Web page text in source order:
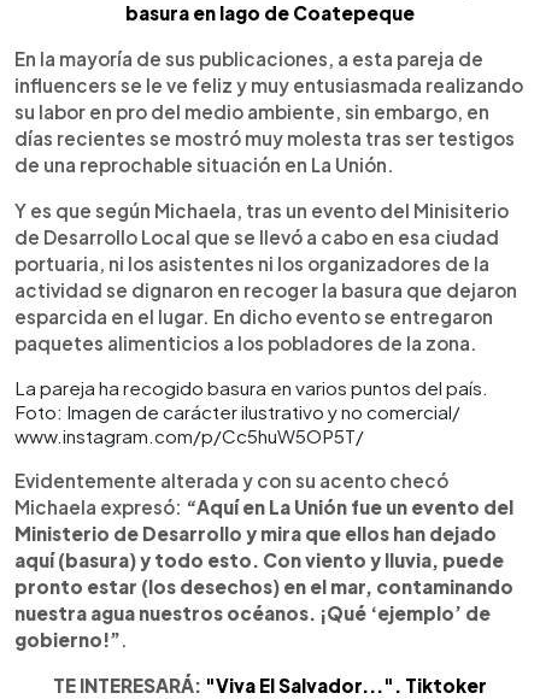
basura en lago de Coatepeque
En la mayoría de sus publicaciones, a esta pareja de
influencers se le ve feliz y muy entusiasmada realizando
su labor en pro del medio ambiente, sin embargo, en
días recientes se mostró muy molesta tras ser testigos
de una reprochable situación en La Unión.
Y es que según Michaela, tras un evento del Minisiterio
de Desarrollo Local que se llevó a cabo en esa ciudad
portuaria, ni los asistentes ni los organizadores de la
actividad se dignaron en recoger la basura que dejaron
esparcida en el lugar. En dicho evento se entregaron
paquetes alimenticios a los pobladores de la zona.
La pareja ha recogido basura en varios puntos del país.
Foto: Imagen de carácter ilustrativo y no comercial/
www.instagram.com/p/Cc5huW5OP5T/
Evidentemente alterada y con su acento checó
Michaela expresó: “Aquí en La Unión fue un evento del
Ministerio de Desarrollo y mira que ellos han dejado
aquí (basura) y todo esto. Con viento y lluvia, puede
pronto estar (los desechos) en el mar, contaminando
nuestra agua nuestros océanos. ¡Qué ‘ejemplo’ de
gobierno!”.
TE INTERESARÁ: "Viva El Salvador...". Tiktoker